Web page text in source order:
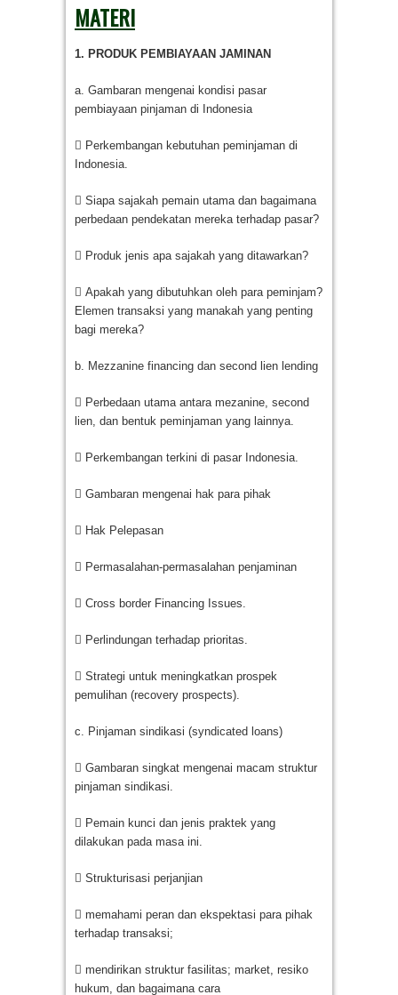
MATERI
1. PRODUK PEMBIAYAAN JAMINAN
a. Gambaran mengenai kondisi pasar
pembiayaan pinjaman di Indonesia
 Perkembangan kebutuhan peminjaman di
Indonesia.
 Siapa sajakah pemain utama dan bagaimana
perbedaan pendekatan mereka terhadap pasar?
 Produk jenis apa sajakah yang ditawarkan?
 Apakah yang dibutuhkan oleh para peminjam?
Elemen transaksi yang manakah yang penting
bagi mereka?
b. Mezzanine financing dan second lien lending
 Perbedaan utama antara mezanine, second
lien, dan bentuk peminjaman yang lainnya.
 Perkembangan terkini di pasar Indonesia.
 Gambaran mengenai hak para pihak
 Hak Pelepasan
 Permasalahan-permasalahan penjaminan
 Cross border Financing Issues.
 Perlindungan terhadap prioritas.
 Strategi untuk meningkatkan prospek
pemulihan (recovery prospects).
c. Pinjaman sindikasi (syndicated loans)
 Gambaran singkat mengenai macam struktur
pinjaman sindikasi.
 Pemain kunci dan jenis praktek yang
dilakukan pada masa ini.
 Strukturisasi perjanjian
 memahami peran dan ekspektasi para pihak
terhadap transaksi;
 mendirikan struktur fasilitas; market, resiko
hukum, dan bagaimana cara